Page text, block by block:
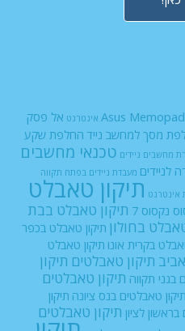
Asus אינטרנט אל פסק
מסך למחשב נייד החלפת שקע
מחשבים ניידים טכנאי מחשבים
לניידים מעבדת ניידים בפתח תקווה
אינטרנט תיקון טאבלט
נקסוס 7
תיקון טאבלט בבת
בחולון תיקון טאבלט בכפר
בקרית אונו תיקון טאבלט
תיקון טאבלטים תיקון
בגני תקווה תיקון טאבלטים
תיקון טאבלטים בנס ציונה תיקון
לציון תיקון טאבלטים